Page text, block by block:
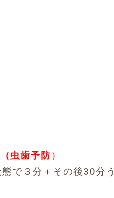
虫歯予防）
で３分＋その後30分